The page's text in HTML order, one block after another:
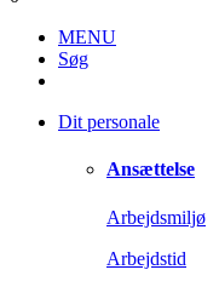
MENU
Søg
Dit personale
Ansættelse
Arbejdsmiljø
Arbejdstid